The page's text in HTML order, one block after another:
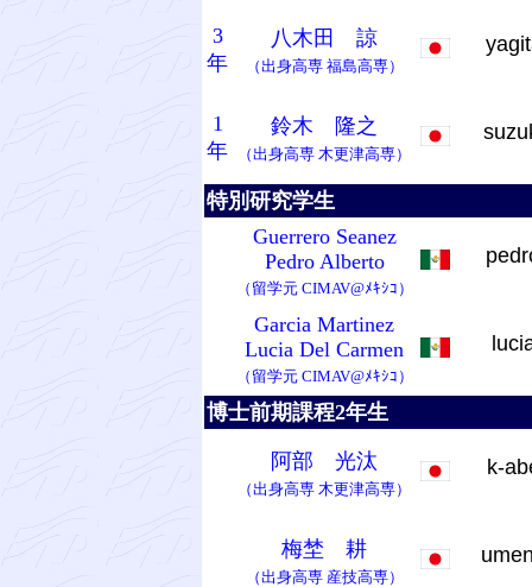
3
年
八木田 諒
（出身高専 福島高専）
1
年
鈴木 隆之
（出身高専 木更津高専）
特別研究学生
Guerrero Seanez
Pedro Alberto
（留学元 CIMAV@ﾒｷｼｺ ）
Garcia Martinez
Lucia Del Carmen
（留学元 CIMAV@ﾒｷｼｺ ）
博士前期課程2年生
阿部 光汰
（出身高専 木更津高専）
k-
梅埜 耕
（出身高専 産技高専）